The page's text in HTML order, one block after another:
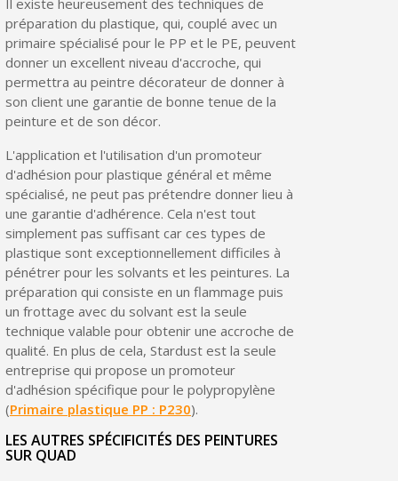
Votre devis en ligne en moins d'1 minute
Partagez vos créations et obtenez des bons d'achat
Gagnez des points de fidélité à chaque commande
Livraison sous 24 h en France Métropolitaine
Réduction de 5€ sur la première commande
10€ de bon d'achat pour chaque parrainage
Inscription à la newsletter : 5€ de réduction
Il existe heureusement des techniques de
préparation du plastique, qui, couplé avec un
primaire spécialisé pour le PP et le PE, peuvent
donner un excellent niveau d'accroche, qui
permettra au peintre décorateur de donner à
son client une garantie de bonne tenue de la
peinture et de son décor.
L'application et l'utilisation d'un promoteur
d'adhésion pour plastique général et même
spécialisé, ne peut pas prétendre donner lieu à
une garantie d'adhérence. Cela n'est tout
simplement pas suffisant car ces types de
plastique sont exceptionnellement difficiles à
pénétrer pour les solvants et les peintures. La
préparation qui consiste en un flammage puis
un frottage avec du solvant est la seule
technique valable pour obtenir une accroche de
qualité. En plus de cela, Stardust est la seule
entreprise qui propose un promoteur
d'adhésion spécifique pour le polypropylène
(Primaire plastique PP : P230).
LES AUTRES SPÉCIFICITÉS DES PEINTURES
SUR QUAD